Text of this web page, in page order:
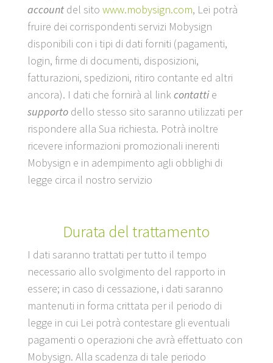
accountdel sito www.mobysign.com, Lei potrà
fruire dei corrispondenti servizi Mobysign
disponibili con i tipi di dati forniti (pagamenti,
login, firme di documenti, disposizioni,
fatturazioni, spedizioni, ritiro contante ed altri
ancora). I dati che fornirà al linkcontattie
supportodello stesso sito saranno utilizzati per
rispondere alla Sua richiesta. Potrà inoltre
ricevere informazioni promozionali inerenti
Mobysign e in adempimento agli obblighi di
legge circa il nostro servizio
Durata del trattamento
I dati saranno trattati per tutto il tempo
necessario allo svolgimento del rapporto in
essere; in caso di cessazione, i dati saranno
mantenuti in forma crittata per il periodo di
legge in cui Lei potrà contestare gli eventuali
pagamenti o operazioni che avrà effettuato con
Mobysign. Alla scadenza di tale periodo